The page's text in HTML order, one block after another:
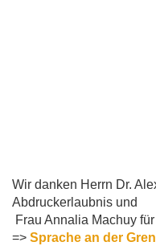
Wir danken Herrn Dr.
Abdruckerlaubnis und
Frau Annalia Machuy
=> Sprache an der